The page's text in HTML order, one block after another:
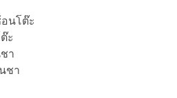
นโต๊ะ
ะ
า
ชา